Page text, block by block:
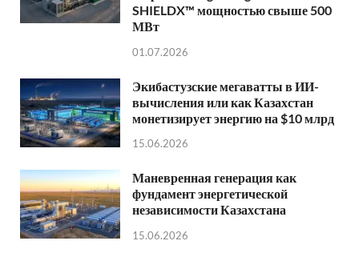
SHIELDX™ мощностью свыше 500
МВт
01.07.2026
Экибастузские мегаватты в ИИ-
вычисления или как Казахстан
монетизирует энергию на $10 млрд
15.06.2026
Маневренная генерация как
фундамент энергетической
независимости Казахстана
15.06.2026